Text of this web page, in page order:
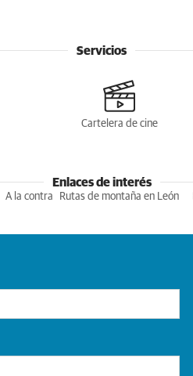
Servicios
Cartelera de cine
Enlaces de interés
A la contra Rutas de montaña en León